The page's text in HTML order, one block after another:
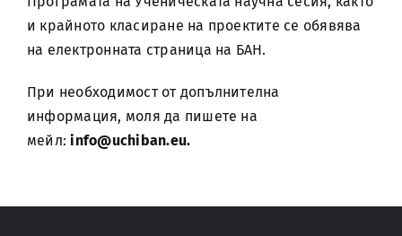
и крайното класиране на проектите се обявява
на електронната страница на БАН.
При необходимост от допълнителна
информация, моля да пишете на
мейл:info@uchiban.eu.